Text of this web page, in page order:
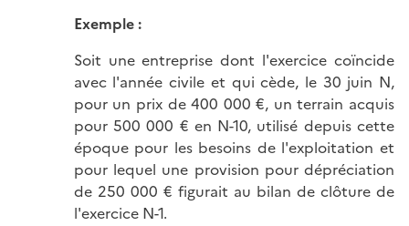
Exemple :
Soit une entreprise dont l'exercice coïncide
avec l'année civile et qui cède, le 30 juin N,
pour un prix de 400 000 €, un terrain acquis
pour 500 000 € en N-10, utilisé depuis cette
époque pour les besoins de l'exploitation et
pour lequel une provision pour dépréciation
de 250 000 € figurait au bilan de clôture de
l'exercice N-1.